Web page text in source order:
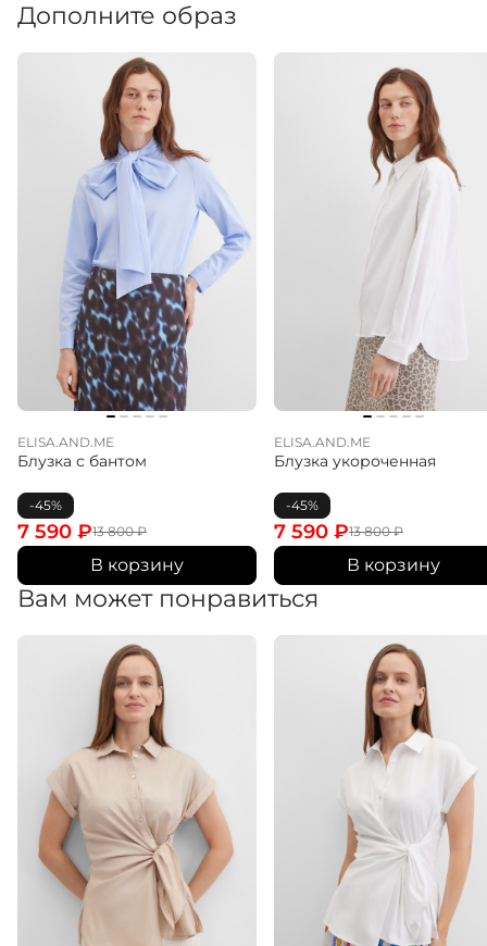
Дополните образ
ELISA.AND.ME
Блузка с бантом
-45%
13 800₽
7 590 ₽
В корзину
ELISA.AND.ME
Блузка укороченная
-45%
13 800₽
7 590 ₽
В корзину
Вам может понравиться